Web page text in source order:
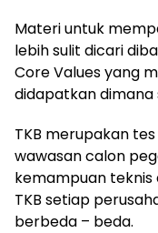
Materi untuk
lebih sulit dicari
Core Values yang
didapatkan dimana
TKB merupakan
wawasan calon
kemampuan teknis
TKB setiap
berbeda – beda.